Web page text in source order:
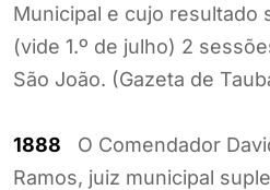
Municipal e cujo resultado
(vide 1.º de julho) 2
São João. (Gazeta de
1888 O Comendador
Ramos, juiz municipal